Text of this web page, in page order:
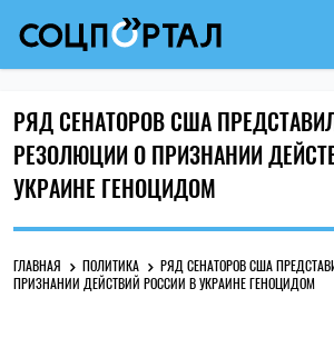
РЯД СЕНАТОРОВ США
РЕЗОЛЮЦИИ О ПРИЗНАНИИ
УКРАИНЕ ГЕНОЦИДОМ
ГЛАВНАЯ ПОЛИТИКА
РЯД СЕНАТОРОВ США
ПРИЗНАНИИ ДЕЙСТВИЙ РОССИИ В УКРАИНЕ ГЕНОЦИДОМ